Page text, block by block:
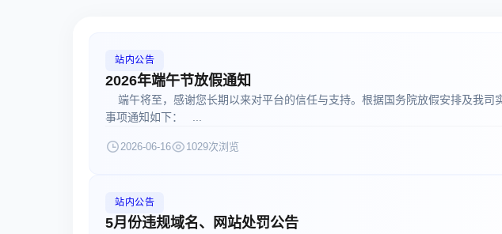
站内公告
2026年端午节放假通知
端午将至，感谢您长期以来对平台的信任与支持。根据国务院放假安排及我司
事项通知如下： ...
2026-06-16 1029次浏览
站内公告
5月份违规域名、网站处罚公告